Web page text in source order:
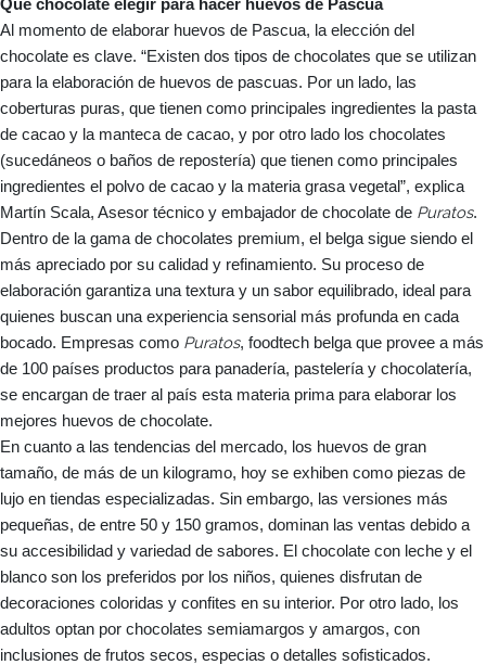
Qué chocolate elegir para hacer huevos de Pascua
Al momento de elaborar huevos de Pascua, la elección del
chocolate es clave. “Existen dos tipos de chocolates que se utilizan
para la elaboración de huevos de pascuas. Por un lado, las
coberturas puras, que tienen como principales ingredientes la pasta
de cacao y la manteca de cacao, y por otro lado los chocolates
(sucedáneos o baños de repostería) que tienen como principales
ingredientes el polvo de cacao y la materia grasa vegetal”, explica
Martín Scala, Asesor técnico y embajador de chocolate de Puratos.
Dentro de la gama de chocolates premium, el belga sigue siendo el
más apreciado por su calidad y refinamiento. Su proceso de
elaboración garantiza una textura y un sabor equilibrado, ideal para
quienes buscan una experiencia sensorial más profunda en cada
bocado. Empresas como Puratos, foodtech belga que provee a más
de 100 países productos para panadería, pastelería y chocolatería,
se encargan de traer al país esta materia prima para elaborar los
mejores huevos de chocolate.
En cuanto a las tendencias del mercado, los huevos de gran
tamaño, de más de un kilogramo, hoy se exhiben como piezas de
lujo en tiendas especializadas. Sin embargo, las versiones más
pequeñas, de entre 50 y 150 gramos, dominan las ventas debido a
su accesibilidad y variedad de sabores. El chocolate con leche y el
blanco son los preferidos por los niños, quienes disfrutan de
decoraciones coloridas y confites en su interior. Por otro lado, los
adultos optan por chocolates semiamargos y amargos, con
inclusiones de frutos secos, especias o detalles sofisticados.